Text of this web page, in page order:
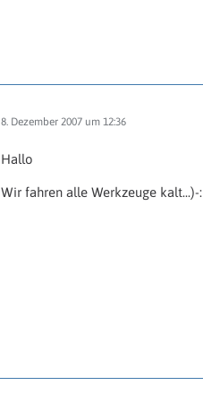
8. Dezember 2007 um 12:36
Hallo
Wir fahren alle Werkzeuge kalt...)-: